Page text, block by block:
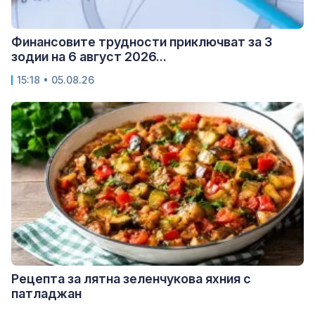
Финансовите трудности приключват за 3
зодии на 6 август 2026...
15:18 • 05.08.26
Рецепта за лятна зеленчукова яхния с
патладжан